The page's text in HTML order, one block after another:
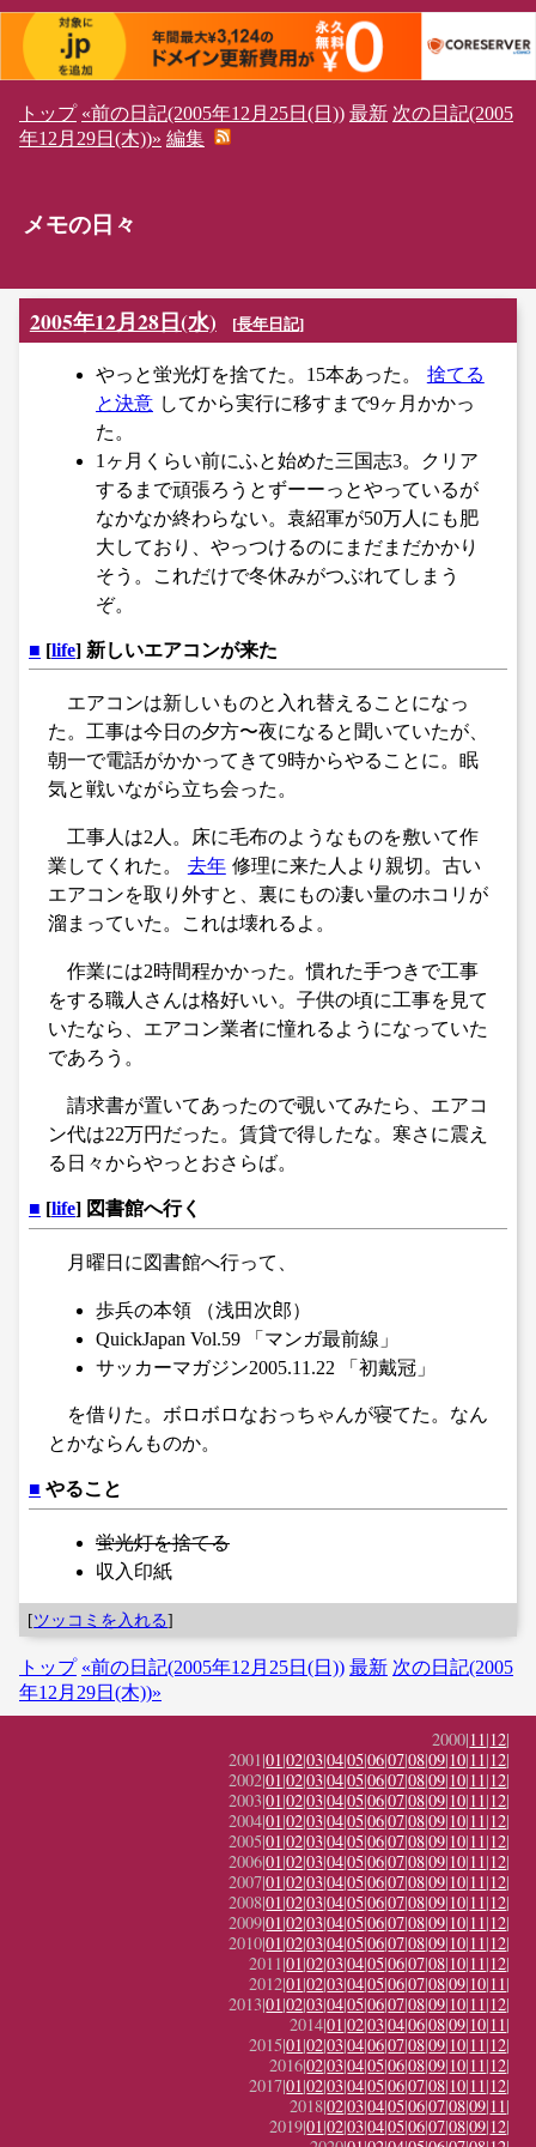
トップ «前の日記(2005年12月25日(日)) 最新 次の日記(2005
年12月29日(木))» 編集
メモの日々
2005年12月28日(水) [長年日記]
やっと蛍光灯を捨てた。15本あった。
捨てる
と決意 してから実行に移すまで9ヶ月かかっ
た。
1ヶ月くらい前にふと始めた三国志3。クリア
するまで頑張ろうとずーーっとやっているが
なかなか終わらない。袁紹軍が50万人にも肥
大しており、やっつけるのにまだまだかかり
そう。これだけで冬休みがつぶれてしまう
ぞ。
■ [life] 新しいエアコンが来た
エアコンは新しいものと入れ替えることになっ
た。工事は今日の夕方〜夜になると聞いていたが、
朝一で電話がかかってきて9時からやることに。眠
気と戦いながら立ち会った。
工事人は2人。床に毛布のようなものを敷いて作
業してくれた。
去年 修理に来た人より親切。古い
エアコンを取り外すと、裏にもの凄い量のホコリが
溜まっていた。これは壊れるよ。
作業には2時間程かかった。慣れた手つきで工事
をする職人さんは格好いい。子供の頃に工事を見て
いたなら、エアコン業者に憧れるようになっていた
であろう。
請求書が置いてあったので覗いてみたら、エアコ
ン代は22万円だった。賃貸で得したな。寒さに震え
る日々からやっとおさらば。
■ [life] 図書館へ行く
月曜日に図書館へ行って、
歩兵の本領 （浅田次郎）
QuickJapan Vol.59 「マンガ最前線」
サッカーマガジン2005.11.22 「初戴冠」
を借りた。ボロボロなおっちゃんが寝てた。なん
とかならんものか。
■ やること
蛍光灯を捨てる
収入印紙
[ツッコミを入れる]
トップ «前の日記(2005年12月25日(日)) 最新 次の日記(2005
年12月29日(木))»
2000|11|12|
2001|01|02|03|04|05|06|07|08|09|10|11|12|
2002|01|02|03|04|05|06|07|08|09|10|11|12|
2003|01|02|03|04|05|06|07|08|09|10|11|12|
2004|01|02|03|04|05|06|07|08|09|10|11|12|
2005|01|02|03|04|05|06|07|08|09|10|11|12|
2006|01|02|03|04|05|06|07|08|09|10|11|12|
2007|01|02|03|04|05|06|07|08|09|10|11|12|
2008|01|02|03|04|05|06|07|08|09|10|11|12|
2009|01|02|03|04|05|06|07|08|09|10|11|12|
2010|01|02|03|04|05|06|07|08|09|10|11|12|
2011|01|02|03|04|05|06|07|08|10|11|12|
2012|01|02|03|04|05|06|07|08|09|10|11|
2013|01|02|03|04|05|06|07|08|09|10|11|12|
2014|01|02|03|04|06|08|09|10|11|
2015|01|02|03|04|06|07|08|09|10|11|12|
2016|02|03|04|05|06|08|09|10|11|12|
2017|01|02|03|04|05|06|07|08|10|11|12|
2018|02|03|04|05|06|07|08|09|11|
2019|01|02|03|04|05|06|07|08|09|12|